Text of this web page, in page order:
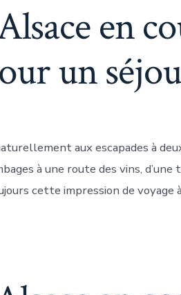
en
un
aux escapades à
à une route des vins,
cette impression de voyage